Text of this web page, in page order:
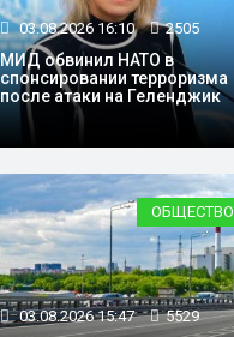
03.08.2026 16:10 2505
МИД обвинил НАТО в
спонсировании терроризма
после атаки на Геленджик
ОБЩЕСТВО
03.08.2026 15:47 5529